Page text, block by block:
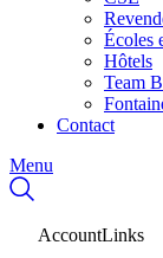
Écoles
Hôtels
Team
Contact
Menu
AccountLinks